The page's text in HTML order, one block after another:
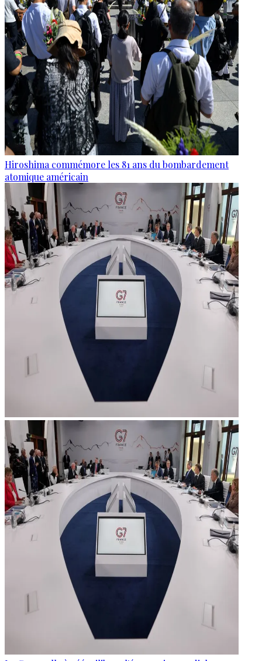
Hiroshima commémore les 81 ans du bombardement
atomique américain